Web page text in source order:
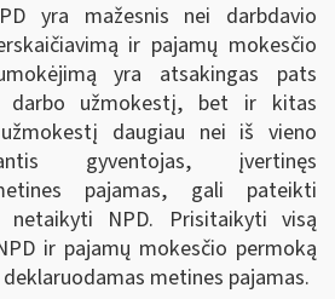
yra mažesnis nei darbdavio
ir pajamų mokesčio
yra atsakingas pats
darbo užmokestį, bet ir kitas
daugiau nei iš vieno
gyventojas, įvertinęs
pajamas, gali pateikti
netaikyti NPD. Prisitaikyti visą
ir pajamų mokesčio permoką
metines pajamas.